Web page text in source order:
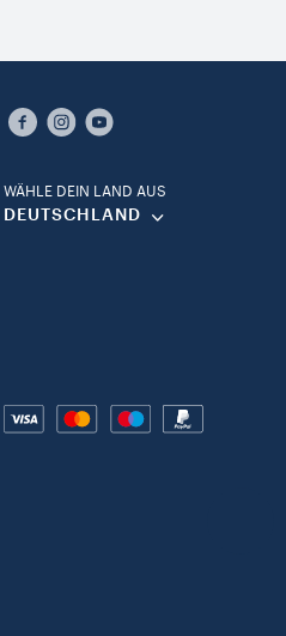
WÄHLE DEIN LAND AUS​
DEUTSCHLAND​